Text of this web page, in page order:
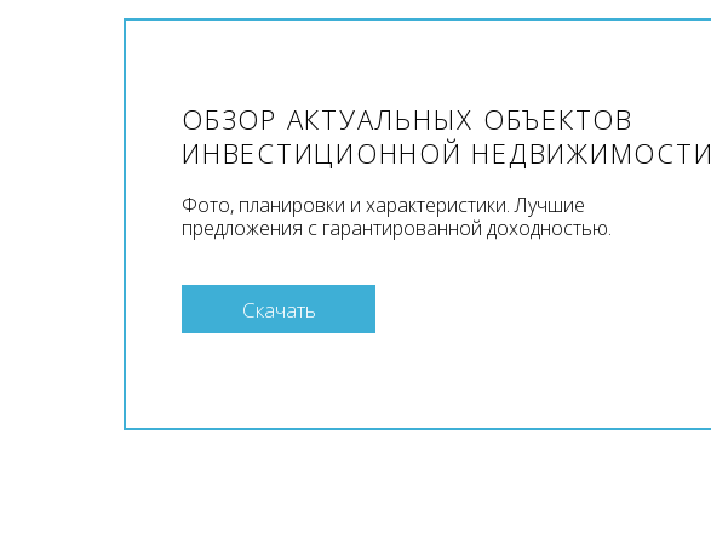
ОБЗОР АКТУАЛЬНЫХ ОБЪЕКТОВ
ИНВЕСТИЦИОННОЙ НЕДВИЖИМОСТИ
Фото, планировки и характеристики. Лучшие
предложения с гарантированной доходностью.
Скачать